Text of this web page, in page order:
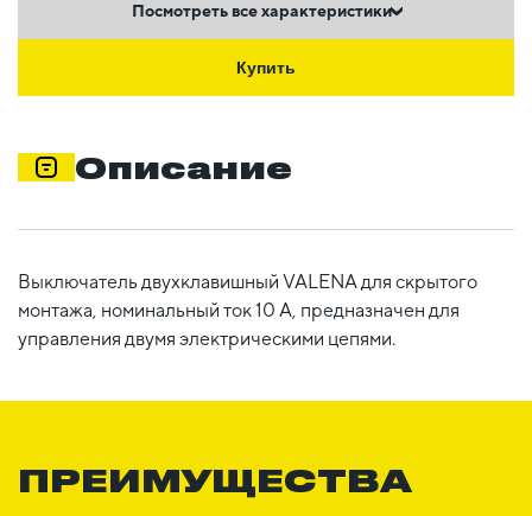
Посмотреть все характеристики
Купить
Описание
Выключатель двухклавишный VALENA для скрытого
монтажа, номинальный ток 10 А, предназначен для
управления двумя электрическими цепями.
ПРЕИМУЩЕСТВА